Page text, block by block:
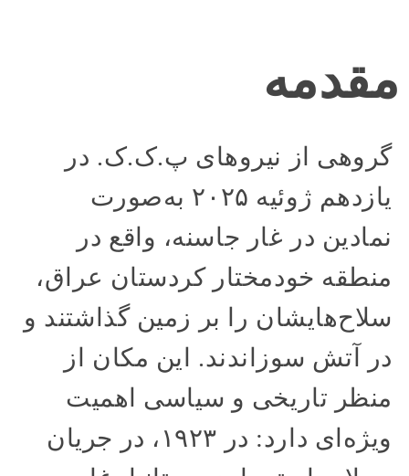
مقدمه
گروهی از نیروهای پ.ک.ک. در
یازدهم ژوئیه ۲۰۲۵ به‌صورت
نمادین در غار جاسنه، واقع در
منطقه خودمختار کردستان عراق،
سلاح‌هایشان را بر زمین گذاشتند و
در آتش سوزاندند. این مکان از
منظر تاریخی و سیاسی اهمیت
ویژه‌ای دارد: در ۱۹۲۳، در جریان